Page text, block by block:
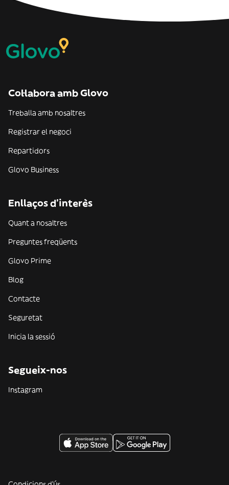
Col·labora amb Glovo
Treballa amb nosaltres
Registrar el negoci
Repartidors
Glovo Business
Enllaços d'interès
Quant a nosaltres
Preguntes freqüents
Glovo Prime
Blog
Contacte
Seguretat
Inicia la sessió
Segueix-nos
Instagram